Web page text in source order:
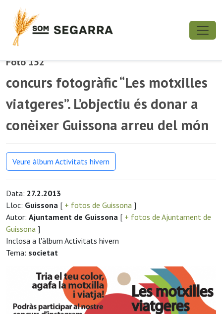
Foto 152
concurs fotogràfic “Les motxilles
viatgeres”. L’objectiu és donar a
conèixer Guissona arreu del món
Veure àlbum Activitats hivern
Data: 27.2.2013
Lloc: Guissona [ + fotos de Guissona ]
Autor: Ajuntament de Guissona [ + fotos de Ajuntament de
Guissona ]
Inclosa a l'àlbum Activitats hivern
Tema: societat